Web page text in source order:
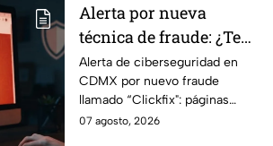
Alerta por nueva
técnica de fraude: ¿Te
piden copiar códigos
extraños en la PC?
Cuidado, podrías ser
víctima del peligroso
Alerta de ciberseguridad en
CDMX por nuevo fraude
llamado “Clickfix": páginas
falsas que engañan para
07 agosto, 2026